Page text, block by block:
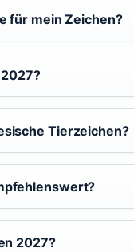
für mein Zeichen?
Tierzeichen?
2027?